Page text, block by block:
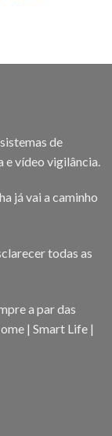
de
vídeo vigilância.
já vai a caminho
todas as
a par das
| Smart Life |